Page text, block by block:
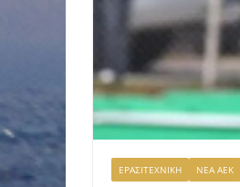
ΕΡΑΣΙΤΕΧΝΙΚΗ ΝΕΑ ΑΕΚ